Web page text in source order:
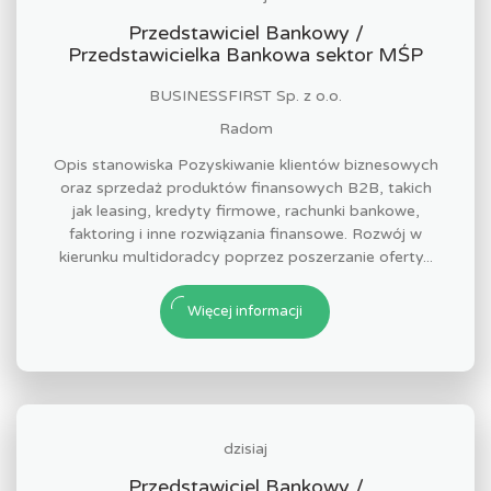
Przedstawiciel Bankowy /
Przedstawicielka Bankowa sektor MŚP
BUSINESSFIRST Sp. z o.o.
Radom
Opis stanowiska Pozyskiwanie klientów biznesowych
oraz sprzedaż produktów finansowych B2B, takich
jak leasing, kredyty firmowe, rachunki bankowe,
faktoring i inne rozwiązania finansowe. Rozwój w
kierunku multidoradcy poprzez poszerzanie oferty...
Więcej informacji
dzisiaj